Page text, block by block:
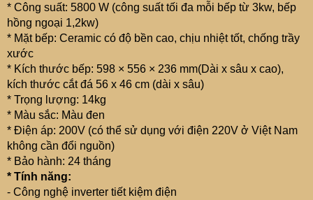
* Công suất: 5800 W (công suất tối đa mỗi bếp từ 3kw, bếp
hồng ngoại 1,2kw)
* Mặt bếp: Ceramic có độ bền cao, chịu nhiệt tốt, chống trầy
xước
* Kích thước bếp: 598 × 556 × 236 mm(Dài x sâu x cao),
kích thước cắt đá 56 x 46 cm (dài x sâu)
* Trọng lượng: 14kg
* Màu sắc: Màu đen
* Điện áp: 200V (có thể sử dụng với điện 220V ở Việt Nam
không cần đổi nguồn)
* Bảo hành: 24 tháng
* Tính năng:
- Công nghệ inverter tiết kiệm điện